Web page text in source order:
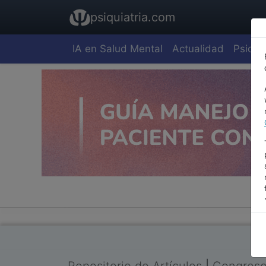
psiquiatria.com
IA en Salud Mental Actualidad